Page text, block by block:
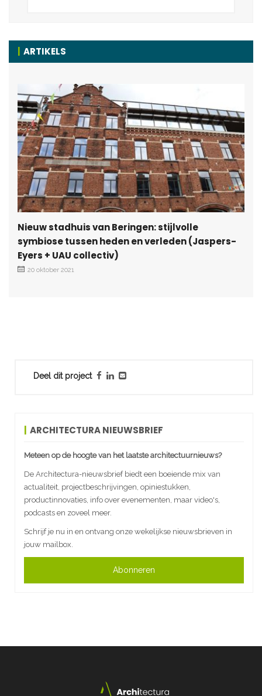
Deel dit project
ARCHITECTURA NIEUWSBRIEF
Meteen op de hoogte van het laatste architectuurnieuws?
De Architectura-nieuwsbrief biedt een boeiende mix van
actualiteit, projectbeschrijvingen, opiniestukken,
productinnovaties, info over evenementen, maar video's,
podcasts en zoveel meer.
Schrijf je nu in en ontvang onze wekelijkse nieuwsbrieven in
jouw mailbox.
Abonneren
ARTIKELS
Nieuw stadhuis van Beringen: stijlvolle
symbiose tussen heden en verleden (Jaspers-
Eyers + UAU collectiv)
20 oktober 2021